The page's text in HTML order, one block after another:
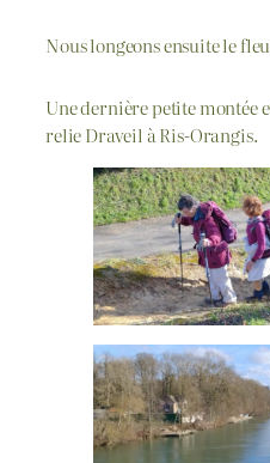
Nous longeons ensuite le
Une dernière petite montée
relie Draveil à Ris-Orangis.